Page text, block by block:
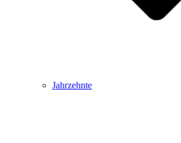
Jahrzehnte